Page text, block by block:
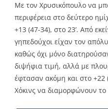
Με τον Χρυσικόπουλο να
περιφέρεια στο δεύτερο
+13 (47-34), στο 23’. Από
γηπεδούχοι είχαν τον
καθώς όχι μόνο
διψήφια τιμή, αλλά με
έφτασαν ακόμη και στο +22
Χόκινς να διαμορφώνουν το